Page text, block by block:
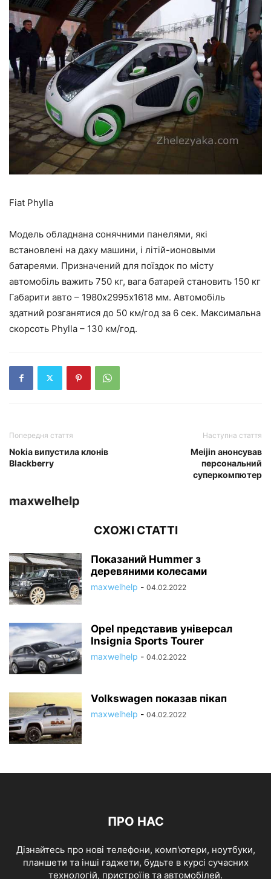
Fiat Phylla
Модель обладнана сонячними панелями, які
встановлені на даху машини, і літій-ионовыми
батареями. Призначений для поїздок по місту
автомобіль важить 750 кг, вага батарей становить 150 кг
Габарити авто – 1980х2995х1618 мм. Автомобіль
здатний розганятися до 50 км/год за 6 сек. Максимальна
скорсоть Phylla – 130 км/год.
Попередня стаття
Nokia випустила клонів
Blackberry
Наступна стаття
Meijin анонсував
персональний
суперкомпютер
maxwelhelp
СХОЖІ СТАТТІ
Показаний Hummer з
деревяними колесами
maxwelhelp - 04.02.2022
Opel представив універсал
Insignia Sports Tourer
maxwelhelp - 04.02.2022
Volkswagen показав пікап
maxwelhelp - 04.02.2022
ПРО НАС
Дізнайтесь про нові телефони, комп'ютери, ноутбуки,
планшети та інші гаджети, будьте в курсі сучасних
технологій, пристроїів та автомобілей.